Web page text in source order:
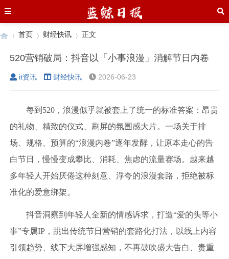
›
首页
›
财经快讯
›
正文
520营销破局：抖音以「小事浪漫」消解节日内卷
it资讯 财经快讯 2026-06-23
每到520，浪漫似乎就被套上了统一的标准答案：昂贵
的礼物、精致的仪式、刷屏的氛围感大片。一场关于排
场、规格、预算的“浪漫内卷”逐年发酵，让原本走心的告
白节日，慢慢变成攀比、消耗、焦虑的流量赛场。越来越
多年轻人开始厌倦这种刻意、浮夸的浪漫套路，拒绝被标
准化的爱意绑架。
抖音洞察到年轻人全新的情感诉求，打造“爱的头等小
事”专属IP，跳出传统节日营销的套路化打法，以线上内容
引领趋势、线下大屏增强感知，不再鼓吹盛大告白、贵重